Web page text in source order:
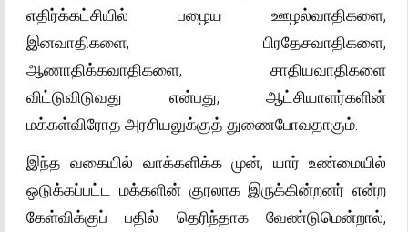
எதிர்க்கட்சியில் பழைய ஊழல்வாதிகளை,
இனவாதிகளை, பிரதேசவாதிகளை,
ஆணாதிக்கவாதிகளை, சாதியவாதிகளை
விட்டுவிடுவது என்பது, ஆட்சியாளர்களின்
மக்கள்விரோத அரசியலுக்குத் துணைபோவதாகும்.
இந்த வகையில் வாக்களிக்க முன், யார் உண்மையில்
ஒடுக்கப்பட்ட மக்களின் குரலாக இருக்கின்றனர் என்ற
கேள்விக்குப் பதில் தெரிந்தாக வேண்டுமென்றால்,